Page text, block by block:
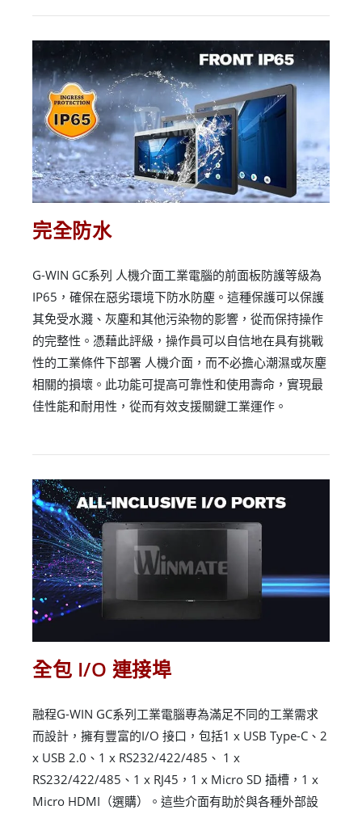
完全防水
G-WIN GC系列 人機介面工業電腦的前面板防護等級為
IP65，確保在惡劣環境下防水防塵。這種保護可以保護
其免受水濺、灰塵和其他污染物的影響，從而保持操作
的完整性。憑藉此評級，操作員可以自信地在具有挑戰
性的工業條件下部署 人機介面，而不必擔心潮濕或灰塵
相關的損壞。此功能可提高可靠性和使用壽命，實現最
佳性能和耐用性，從而有效支援關鍵工業運作。
全包 I/O 連接埠
融程G-WIN GC系列工業電腦專為滿足不同的工業需求
而設計，擁有豐富的I/O 接口，包括1 x USB Type-C、2
x USB 2.0、1 x RS232/422/485、 1 x
RS232/422/485、1 x RJ45，1 x Micro SD 插槽，1 x
Micro HDMI（選購）。這些介面有助於與各種外部設